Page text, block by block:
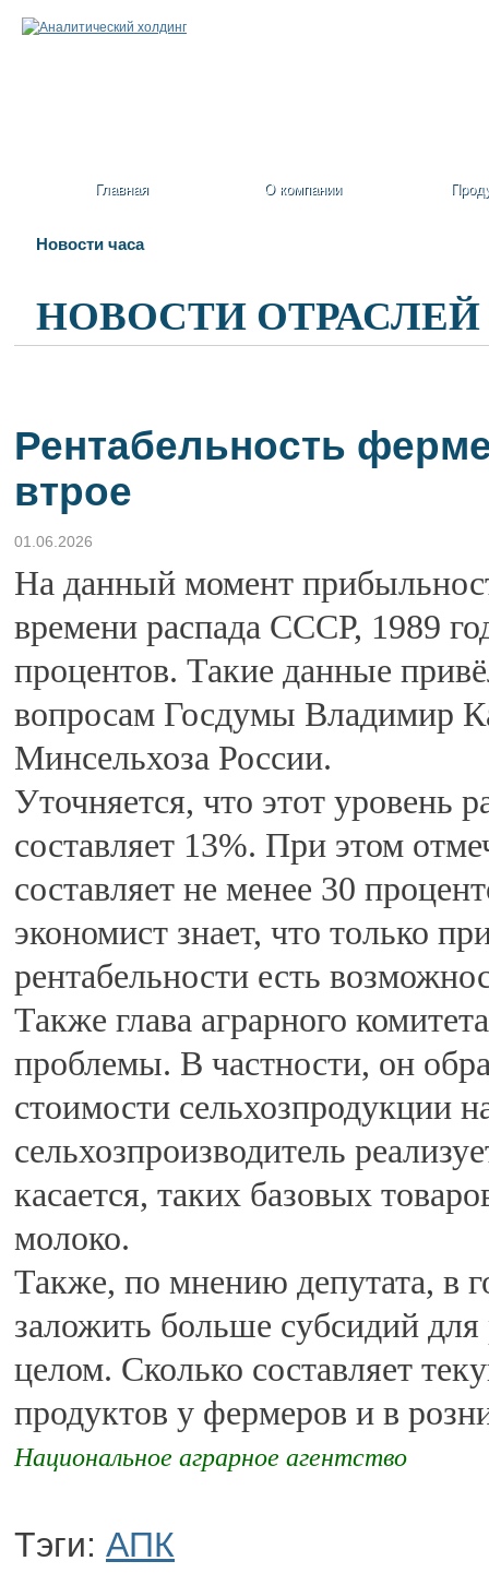
Главная О компании
Новости часа
НОВОСТИ ОТРАСЛЕЙ
Рентабельность
втрое
01.06.2026
На данный момент
времени распада СССР, 1989
процентов. Такие данные
вопросам Госдумы Владимир
Минсельхоза России.
Уточняется, что этот уровень
составляет 13%. При этом
составляет не менее 30
экономист знает, что только
рентабельности есть
Также глава аграрного
проблемы. В частности, он
стоимости сельхозпродукции
сельхозпроизводитель
касается, таких базовых
молоко.
Также, по мнению депутата, в
заложить больше субсидий для
целом. Сколько составляет
продуктов у фермеров и в
Национальное аграрное агентство
Тэги: АПК